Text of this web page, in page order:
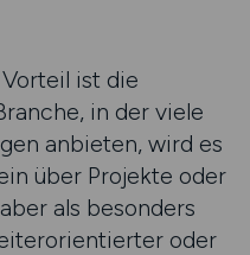
ist die
in der viele
anbieten, wird es
über Projekte oder
als besonders
oder